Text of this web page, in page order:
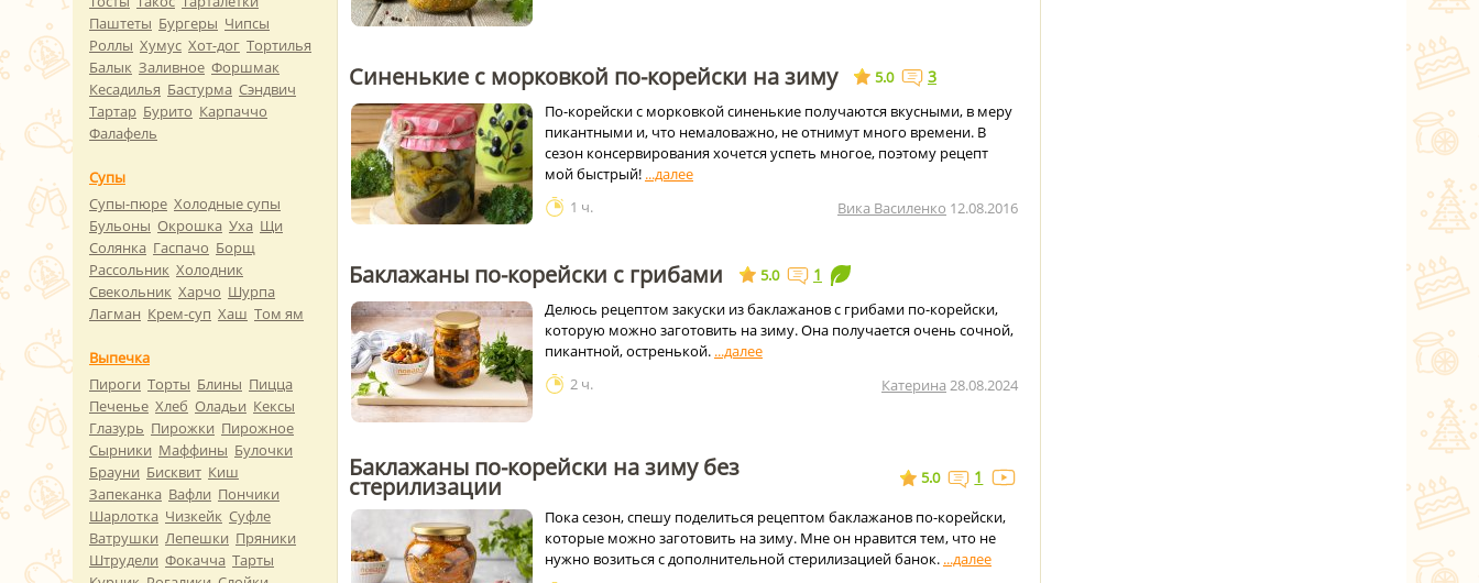
Синенькие с морковкой по-корейски на зиму 5.0 3
По-корейски с морковкой синенькие получаются вкусными, в меру
пикантными и, что немаловажно, не отнимут много времени. В
сезон консервирования хочется успеть многое, поэтому рецепт
мой быстрый!
1 ч.
Вика Василенко 12.08.2016
Баклажаны по-корейски с грибами 5.0 1
Делюсь рецептом закуски из баклажанов с грибами по-корейски,
которую можно заготовить на зиму. Она получается очень сочной,
пикантной, остренькой.
2 ч.
Катерина 28.08.2024
Баклажаны по-корейски на зиму без
стерилизации 5.0 1
Пока сезон, спешу поделиться рецептом баклажанов по-корейски,
которые можно заготовить на зиму. Мне он нравится тем, что не
нужно возиться с дополнительной стерилизацией банок.
Паштеты Бургеры Чипсы
Роллы Хумус Хот-дог Тортилья
Балык Заливное Форшмак
Кесадилья Бастурма Сэндвич
Тартар Бурито Карпаччо
Фалафель
Супы
Супы-пюре Холодные супы
Бульоны Окрошка Уха Щи
Солянка Гаспачо Борщ
Рассольник Холодник
Свекольник Харчо Шурпа
Лагман Крем-суп Хаш Том ям
Выпечка
Пироги Торты Блины Пицца
Печенье Хлеб Оладьи Кексы
Глазурь Пирожки Пирожное
Сырники Маффины Булочки
Брауни Бисквит Киш
Запеканка Вафли Пончики
Шарлотка Чизкейк Суфле
Ватрушки Лепешки Пряники
Штрудели Фокачча Тарты